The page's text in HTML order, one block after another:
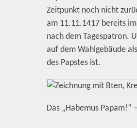
Zeitpunkt noch nicht
am 11.11.1417 bereits
nach dem Tagespatron.
auf dem Wahlgebäude
des Papstes ist.
Das „Habemus Papam!“